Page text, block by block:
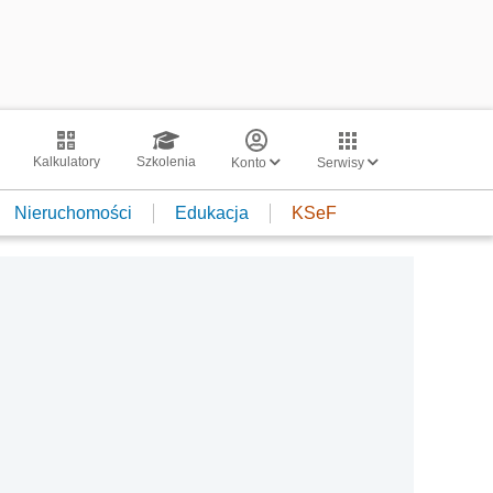
Kalkulatory Szkolenia Konto Serwisy
Nieruchomości Edukacja KSeF